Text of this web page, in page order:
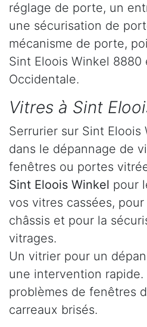
réglage de porte, un
une sécurisation de
mécanisme de porte,
Sint Eloois Winkel 8880
Occidentale.
Vitres à Sint
Serrurier sur Sint Eloois
dans le dépannage de
fenêtres ou portes
Sint Eloois Winkel pour
vos vitres cassées,
châssis et pour la
vitrages.
Un vitrier pour un
une intervention rapide.
problèmes de fenêtres
carreaux brisés.